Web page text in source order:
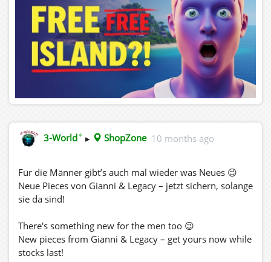
3-World✦ ▸ ShopZone 10 months ago
Für die Männer gibt’s auch mal wieder was Neues 😉
Neue Pieces von Gianni & Legacy – jetzt sichern, solange
sie da sind!
There's something new for the men too 😉
New pieces from Gianni & Legacy – get yours now while
stocks last!